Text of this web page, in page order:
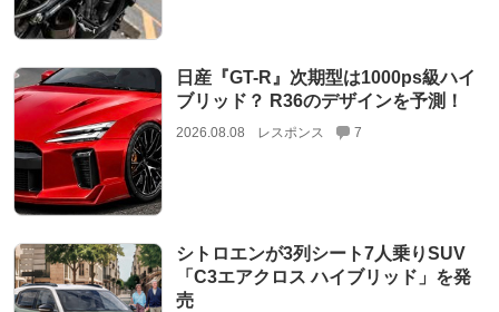
日産『GT-R』次期型は1000ps級ハイ
ブリッド？ R36のデザインを予測！
2026.08.08 レスポンス 7
シトロエンが3列シート7人乗りSUV
「C3エアクロス ハイブリッド」を発
売